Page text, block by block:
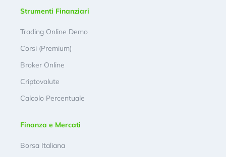
Strumenti Finanziari
Trading Online Demo
Corsi (Premium)
Broker Online
Criptovalute
Calcolo Percentuale
Finanza e Mercati
Borsa Italiana